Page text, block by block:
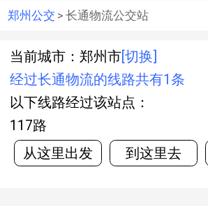
郑州公交 > 长通物流公交站
当前城市：郑州市 [切换]
经过长通物流的线路共有1条
以下线路经过该站点：
117路
从这里出发
到这里去